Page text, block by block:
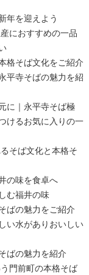
年を迎えよう
におすすめの一品
格そば文化をご紹介
平寺そばの魅力を紹
に｜永平寺そば極
けるお気に入りの一
そば文化と本格そ
の味を食卓へ
む福井の味
ばの魅力をご紹介
い水がありおいしい
ばの魅力を紹介
門前町の本格そば